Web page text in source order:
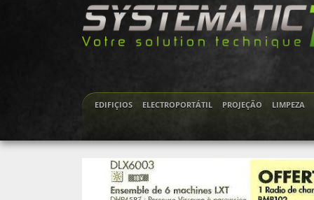
EDIFIÇIOS ELECTROPORTÁTIL PROJEÇÃO LIMPEZA